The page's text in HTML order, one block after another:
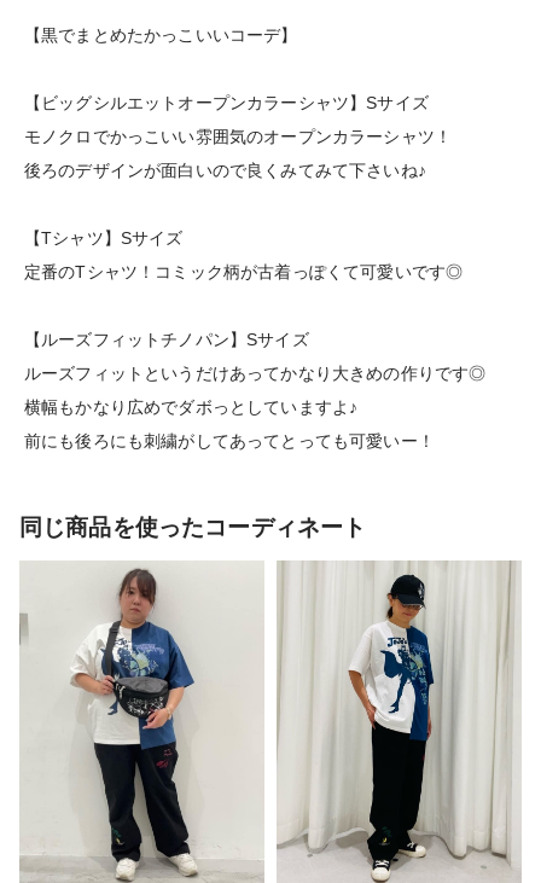
【黒でまとめたかっこいいコーデ】
【ビッグシルエットオープンカラーシャツ】Sサイズ
モノクロでかっこいい雰囲気のオープンカラーシャツ！
後ろのデザインが面白いので良くみてみて下さいね♪
【Tシャツ】Sサイズ
定番のTシャツ！コミック柄が古着っぽくて可愛いです◎
【ルーズフィットチノパン】Sサイズ
ルーズフィットというだけあってかなり大きめの作りです◎
横幅もかなり広めでダボっとしていますよ♪
前にも後ろにも刺繍がしてあってとっても可愛いー！
同じ商品を使ったコーディネート